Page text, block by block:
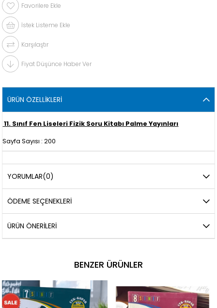
Favorilere Ekle
İstek Listeme Ekle
Karşılaştır
Fiyat Düşünce Haber Ver
ÜRÜN ÖZELLIKLERI
11. Sınıf Fen Liseleri Fizik Soru Kitabı Palme Yayınları
Sayfa Sayısı : 200
YORUMLAR(0)
ÖDEME SEÇENEKLERI
ÜRÜN ÖNERILERI
BENZER ÜRÜNLER